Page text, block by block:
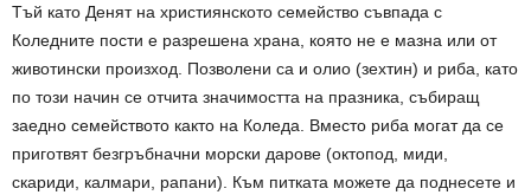
Тъй като Денят на християнското семейство съвпада с
Коледните пости е разрешена храна, която не е мазна или от
животински произход. Позволени са и олио (зехтин) и риба, като
по този начин се отчита значимостта на празника, събиращ
заедно семейството както на Коледа. Вместо риба могат да се
приготвят безгръбначни морски дарове (октопод, миди,
скариди, калмари, рапани). Към питката можете да поднесете и